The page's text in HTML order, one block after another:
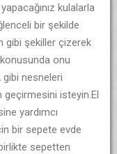
kulalarla
bir şekilde
gibi şekiller çizerek
onu
gibi nesneleri
geçirmesini isteyin.El
yardımcı
bir sepete evde
sepetten